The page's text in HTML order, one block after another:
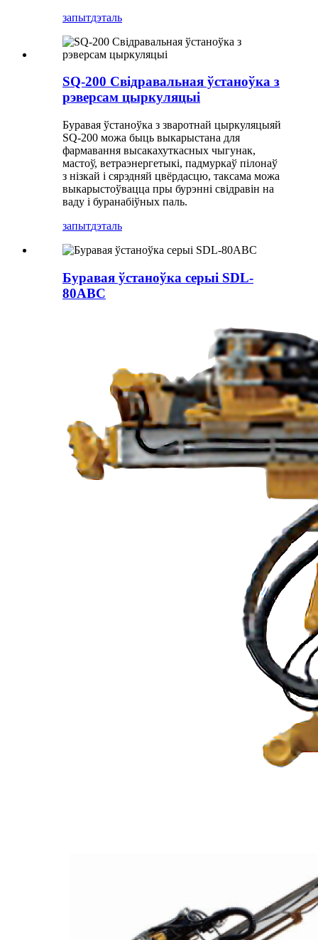
запытдэталь
SQ-200 Свідравальная ўстаноўка з
рэверсам цыркуляцыі
Буравая ўстаноўка з зваротнай цыркуляцыяй
SQ-200 можа быць выкарыстана для
фармавання высакахуткасных чыгунак,
мастоў, ветраэнергетыкі, падмуркаў пілонаў
з нізкай і сярэдняй цвёрдасцю, таксама можа
выкарыстоўвацца пры бурэнні свідравін на
ваду і буранабіўных паль.
запытдэталь
Буравая ўстаноўка серыі SDL-
80ABC